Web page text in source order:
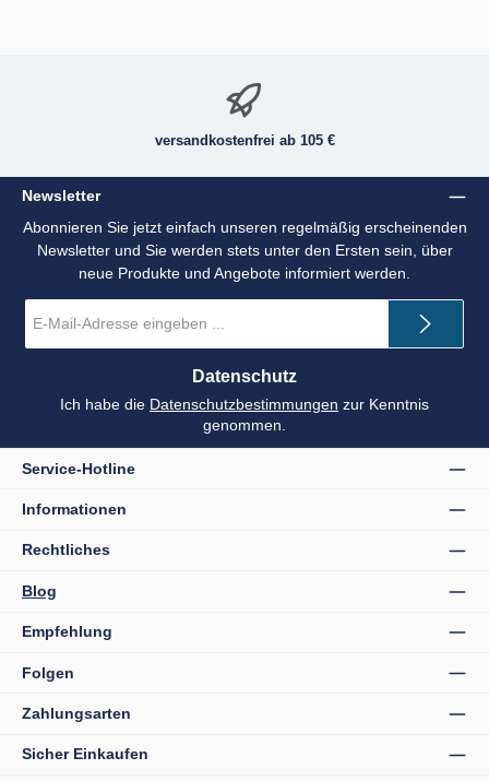
versandkostenfrei ab 105 €
Newsletter
Abonnieren Sie jetzt einfach unseren regelmäßig erscheinenden
Newsletter und Sie werden stets unter den Ersten sein, über
neue Produkte und Angebote informiert werden.
Mail-
*
Datenschutz
Ich habe die Datenschutzbestimmungen zur Kenntnis
genommen.
Service-Hotline
Informationen
Rechtliches
Blog
Empfehlung
Folgen
Zahlungsarten
Sicher Einkaufen